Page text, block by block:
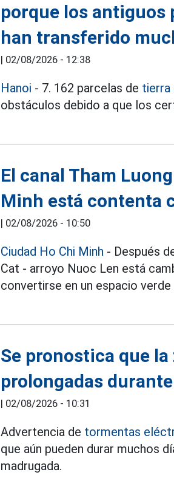
porque los antiguos
han transferido
| 02/08/2026 - 12:38
Hanoi - 7. 162 parcelas de tierra
obstáculos debido a que los
El canal Tham
Minh está contenta
| 02/08/2026 - 10:50
Ciudad Ho Chi Minh - Después
Cat - arroyo Nuoc Len está
convertirse en un espacio
Se pronostica que
prolongadas
| 02/08/2026 - 10:31
Advertencia de tormentas
que aún pueden durar muchos
madrugada.